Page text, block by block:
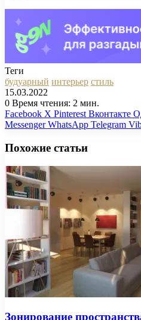
Теги
будуарный интерьер стиль
15.03.2022
0 Время чтения: 2 мин.
Facebook X Pinterest Вконтакте
Messenger WhatsApp Telegram
Похожие статьи
Зонирование